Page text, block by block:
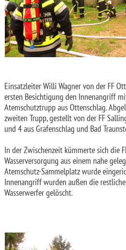
Einsatzleiter Willi Wagner von der FF
ersten Besichtigung den Innenangriff
Atemschutztrupp aus Ottenschlag.
zweiten Trupp, gestellt von der FF
und 4 aus Grafenschlag und Bad
In der Zwischenzeit kümmerte sich die
Wasserversorgung aus einem nahe
Atemschutz-Sammelplatz wurde
Innenangriff wurden außen die
Wasserwerfer gelöscht.